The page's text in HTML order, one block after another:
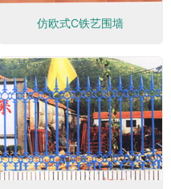
仿欧式C铁艺围墙